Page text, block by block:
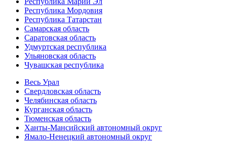
Республика Мордовия
Республика Татарстан
Самарская область
Саратовская область
Удмуртская республика
Ульяновская область
Чувашская республика
Весь Урал
Свердловская область
Челябинская область
Курганская область
Тюменская область
Ханты-Мансийский автономный округ
Ямало-Ненецкий автономный округ